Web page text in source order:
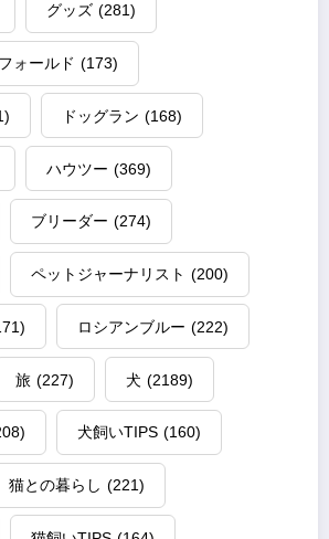
グッズ (281)
ォールド (173)
ドッグラン (168)
ハウツー (369)
ブリーダー (274)
ペットジャーナリスト (200)
ロシアンブルー (222)
旅 (227) 犬 (2189)
犬飼いTIPS (160)
猫との暮らし (221)